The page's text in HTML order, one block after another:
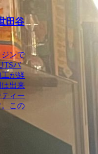
田谷
ンで
バ
が経
出来
ィー
この